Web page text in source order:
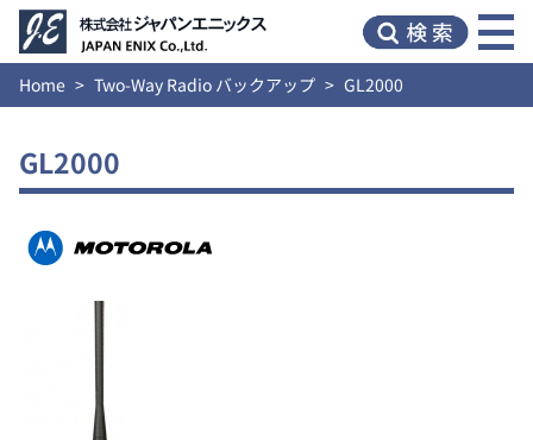
Home Two-Way Radio バックアップ GL2000
GL2000